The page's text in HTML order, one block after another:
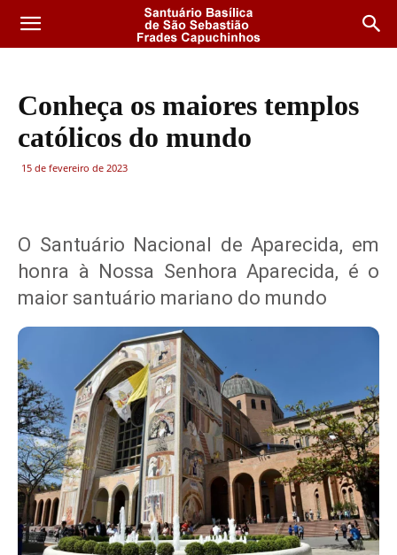
Conheça os maiores templos
católicos do mundo
15 de fevereiro de 2023
O Santuário Nacional de Aparecida, em
honra à Nossa Senhora Aparecida, é o
maior santuário mariano do mundo